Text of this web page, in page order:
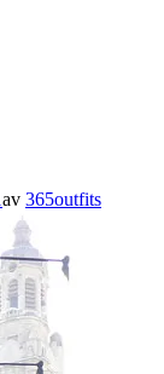
av 365outfits